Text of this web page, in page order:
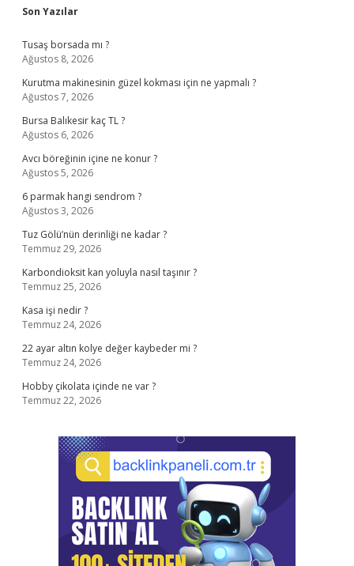
Sidebar
Son Yazılar
Tusaş borsada mı ?
Ağustos 8, 2026
Kurutma makinesinin güzel kokması için ne yapmalı ?
Ağustos 7, 2026
Bursa Balıkesir kaç TL ?
Ağustos 6, 2026
Avcı böreğinin içine ne konur ?
Ağustos 5, 2026
6 parmak hangi sendrom ?
Ağustos 3, 2026
Tuz Gölü’nün derinliği ne kadar ?
Temmuz 29, 2026
Karbondioksit kan yoluyla nasıl taşınır ?
Temmuz 25, 2026
Kasa işi nedir ?
Temmuz 24, 2026
22 ayar altın kolye değer kaybeder mi ?
Temmuz 24, 2026
Hobby çikolata içinde ne var ?
Temmuz 22, 2026